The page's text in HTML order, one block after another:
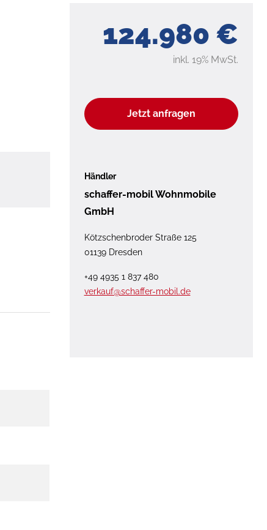
124.980 €
inkl. 19% MwSt.
Jetzt anfragen
Händler
schaffer-mobil Wohnmobile
GmbH
Kötzschenbroder Straße 125
01139 Dresden
+49 4935 1 837 480
verkauf@schaffer-mobil.de